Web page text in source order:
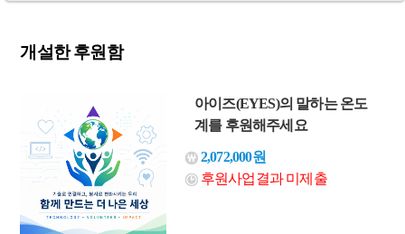
개설한 후원함
아이즈(EYES)의 말하는 온도
계를 후원해주세요
2,072,000원
후원사업결과 미제출